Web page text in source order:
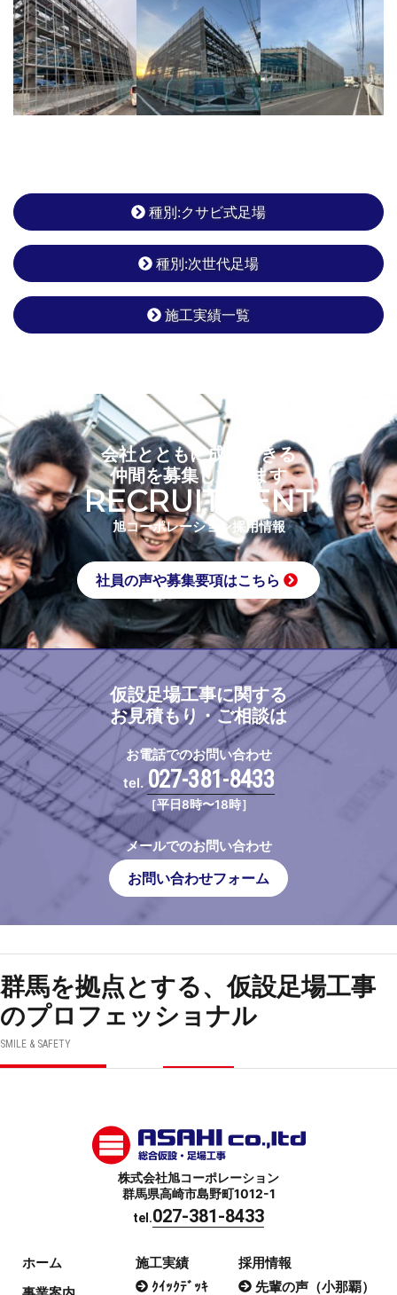
種別:クサビ式足場
種別:次世代足場
施工実績一覧
会社とともに成長できる
仲間を募集しています
RECRUITMENT
旭コーポレーション採用情報
社員の声や募集要項はこちら
仮設足場工事に関する
お見積もり・ご相談は
お電話でのお問い合わせ
tel. 027-381-8433
［平日8時〜18時］
メールでのお問い合わせ
お問い合わせフォーム
群馬を拠点とする、仮設足場工事
のプロフェッショナル
SMILE & SAFETY
株式会社旭コーポレーション
群馬県高崎市島野町1012-1
tel.027-381-8433
ホーム
施工実績
ｸｲｯｸﾃﾞｯｷ
採用情報
先輩の声（小那覇）